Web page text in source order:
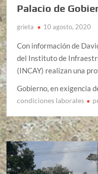
Palacio de
grieta 10 agosto, 2020
Con información de
del Instituto de
(INCAY) realizan una
Gobierno, en exigencia
condiciones laborales